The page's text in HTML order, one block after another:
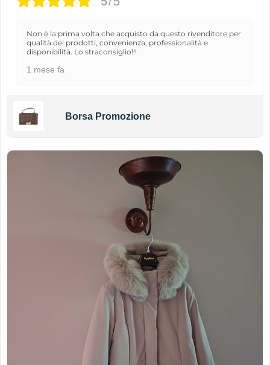
Non è la prima volta che acquisto da questo rivenditore per
qualità dei prodotti, convenienza, professionalità e
disponibilità. Lo straconsiglio!!!
1 mese fa
Borsa Promozione